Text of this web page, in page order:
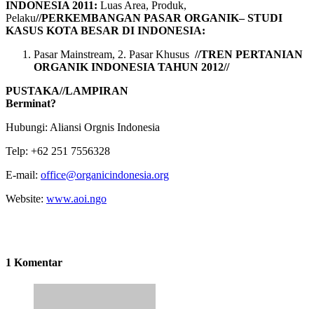
INDONESIA 2011: Luas Area, Produk,
Pelaku//PERKEMBANGAN PASAR ORGANIK– STUDI
KASUS KOTA BESAR DI INDONESIA:
Pasar Mainstream, 2. Pasar Khusus //TREN PERTANIAN
ORGANIK INDONESIA TAHUN 2012//
PUSTAKA//LAMPIRAN
Berminat?
Hubungi: Aliansi Orgnis Indonesia
Telp: +62 251 7556328
E-mail: office@organicindonesia.org
Website: www.aoi.ngo
1 Komentar